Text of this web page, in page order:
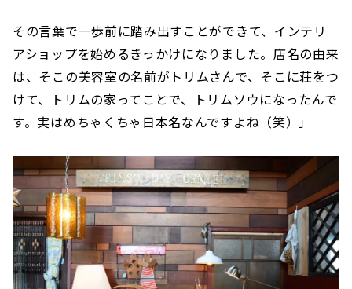
その言葉で一歩前に踏み出すことができて、インテリ
アショップを始めるきっかけになりました。店名の由来
は、そこの美容室の名前がトリムさんで、そこに荘をつ
けて、トリムの家ってことで、トリムソウになったんで
す。実はめちゃくちゃ日本名なんですよね（笑）」